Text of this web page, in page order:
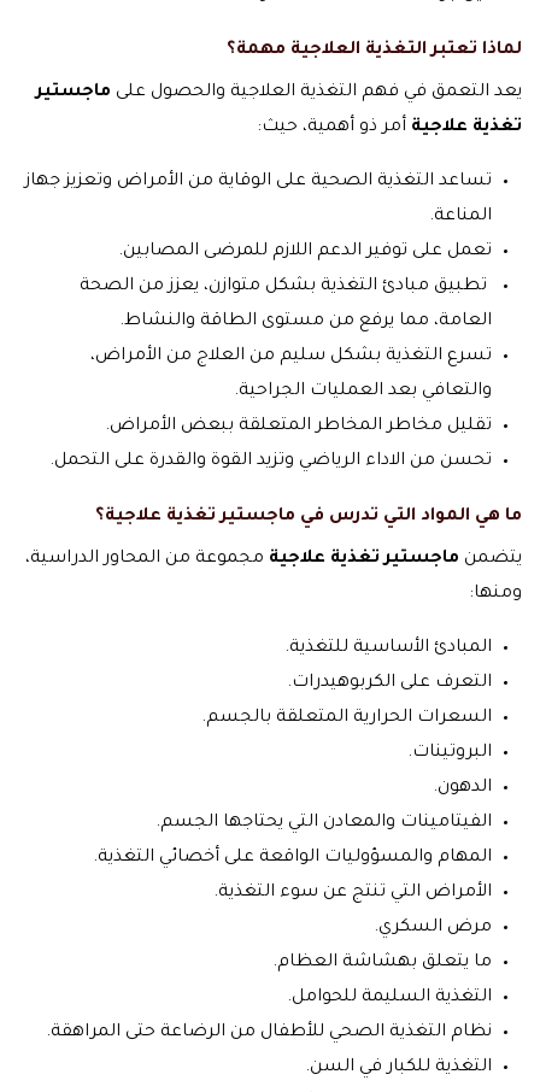
لماذا تعتبر التغذية العلاجية مهمة؟
يعد التعمق في فهم التغذية العلاجية والحصول على ماجستير
تغذية علاجية أمر ذو أهمية، حيث:
تساعد التغذية الصحية على الوقاية من الأمراض وتعزيز جهاز
المناعة.
تعمل على توفير الدعم اللازم للمرضى المصابين.
تطبيق مبادئ التغذية بشكل متوازن، يعزز من الصحة
العامة، مما يرفع من مستوى الطاقة والنشاط.
تسرع التغذية بشكل سليم من العلاج من الأمراض،
والتعافي بعد العمليات الجراحية.
تقليل مخاطر المخاطر المتعلقة ببعض الأمراض.
تحسن من الاداء الرياضي وتزيد القوة والقدرة على التحمل.
ما هي المواد التي تدرس في ماجستير تغذية علاجية؟
يتضمن ماجستير تغذية علاجية مجموعة من المحاور الدراسية،
ومنها:
المبادئ الأساسية للتغذية.
التعرف على الكربوهيدرات.
السعرات الحرارية المتعلقة بالجسم.
البروتينات.
الدهون.
الفيتامينات والمعادن التي يحتاجها الجسم.
المهام والمسؤوليات الواقعة على أخصائي التغذية.
الأمراض التي تنتج عن سوء التغذية.
مرض السكري.
ما يتعلق بهشاشة العظام.
التغذية السليمة للحوامل.
نظام التغذية الصحي للأطفال من الرضاعة حتى المراهقة.
التغذية للكبار في السن.